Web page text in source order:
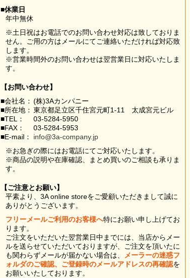
■休業日
年中無休
※土日祝はお電話でのお問い合わせ対応は致しておりま
せん。ご用の方はメールにてご連絡いただければ対応致
します。
※営業時間外のお問い合わせは翌営業日に対応いたしま
す。
【お問い合わせ】
■会社名： (株)3Aカンパニー
■所在地： 東京都足立区千住宮元町1-11 太成宮元ビル
■TEL：
03-5284-5950
■FAX：
03-5284-5953
■E-mail：
info@3a-company.jp
※お急ぎの際にはお電話にてご対応いたします。
※商品の説明や在庫確認、まとめ買いのご相談も承りま
す。
【ご注意とお願い】
平素より、3A online storeをご愛顧いただきまして誠に
ありがとうございます。
フリーメールご利用のお客様へ特にお願い申し上げてお
ります。
ご注文をいただいた翌営業日中までには、当店からメー
ルを送らせていただいておりますが、ご注文を頂いたに
も関わらずメールが届かない場合は、
メーラーの迷惑フ
ォルダのご確認、ご登録時のメールアドレスの再確認を
お願いいたしております。